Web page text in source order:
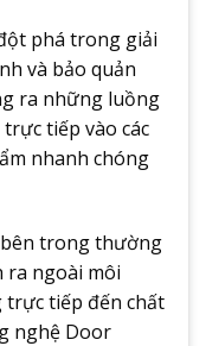
phá trong giải
và bảo quản
ra những luồng
tiếp vào các
nhanh chóng
trong thường
ra ngoài môi
tiếp đến chất
nghệ Door